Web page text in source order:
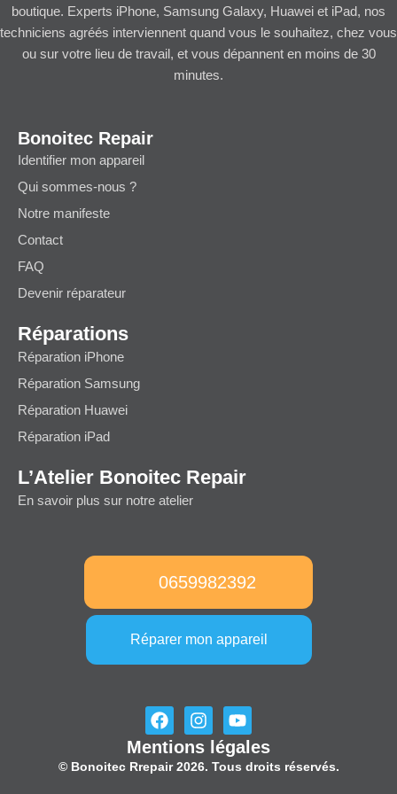
boutique. Experts iPhone, Samsung Galaxy, Huawei et iPad, nos
techniciens agréés interviennent quand vous le souhaitez, chez vous
ou sur votre lieu de travail, et vous dépannent en moins de 30
minutes.
Bonoitec Repair
Identifier mon appareil
Qui sommes-nous ?
Notre manifeste
Contact
FAQ
Devenir réparateur
Réparations
Réparation iPhone
Réparation Samsung
Réparation Huawei
Réparation iPad
L’Atelier Bonoitec Repair
En savoir plus sur notre atelier
0659982392
Réparer mon appareil
F
a
c
e
I
n
s
t
Y
o
u
t
Mentions légales
© Bonoitec Rrepair 2026. Tous droits réservés.